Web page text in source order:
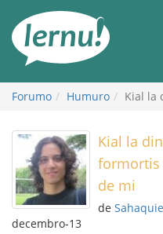
enhavo
Forumo Humuro Kial la
Kial la
formortis
de mi
de
decembro-13